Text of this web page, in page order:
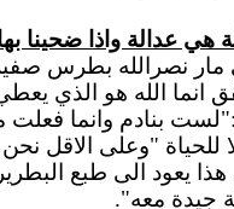
هي عدالة واذا
مار نصرالله بطرس
الله هو الذي
بنادم وانما
للحياة "وعلى
يعود الى طبع
جيدة معه".